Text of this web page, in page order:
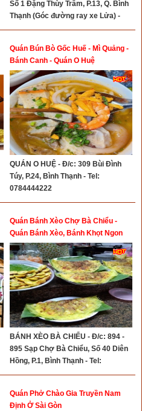
Số 1 Đặng Thùy Trâm, P.13, Q. Bình
Thạnh (Góc đường ray xe Lửa) -
Tel: 0908190849
Quán Bún Bò Gốc Huế - Mì Quảng -
Bánh Canh - Quán O Huệ
QUÁN O HUỆ - Đ/c: 309 Bùi Đình
Túy, P.24, Bình Thạnh - Tel:
0784444222
Quán Bánh Xèo Chợ Bà Chiểu -
Quán Bánh Xèo, Bánh Khọt Ngon
Quận Bình Thạnh
BÁNH XÈO BÀ CHIỂU - Đ/c: 894 -
895 Sạp Chợ Bà Chiểu, Số 40 Diên
Hồng, P.1, Bình Thạnh - Tel:
0908077655
Quán Phở Chào Gia Truyền Nam
Định Ở Sài Gòn